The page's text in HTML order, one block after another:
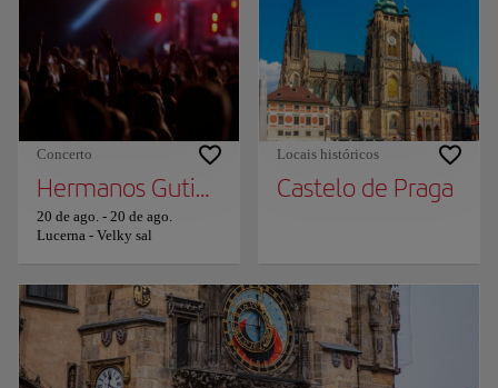
Concerto
Hermanos Gutierrez
20 de ago. - 20 de ago.
Lucerna - Velky sal
Locais históricos
Castelo de Praga